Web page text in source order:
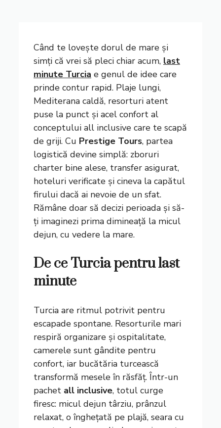
Când te lovește dorul de mare și
simți că vrei să pleci chiar acum, last
minute Turcia e genul de idee care
prinde contur rapid. Plaje lungi,
Mediterana caldă, resorturi atent
puse la punct și acel confort al
conceptului all inclusive care te scapă
de griji. Cu Prestige Tours, partea
logistică devine simplă: zboruri
charter bine alese, transfer asigurat,
hoteluri verificate și cineva la capătul
firului dacă ai nevoie de un sfat.
Rămâne doar să decizi perioada și să-
ți imaginezi prima dimineață la micul
dejun, cu vedere la mare.
De ce Turcia pentru last
minute
Turcia are ritmul potrivit pentru
escapade spontane. Resorturile mari
respiră organizare și ospitalitate,
camerele sunt gândite pentru
confort, iar bucătăria turcească
transformă mesele în răsfăț. Într-un
pachet all inclusive, totul curge
firesc: micul dejun târziu, prânzul
relaxat, o înghețată pe plajă, seara cu